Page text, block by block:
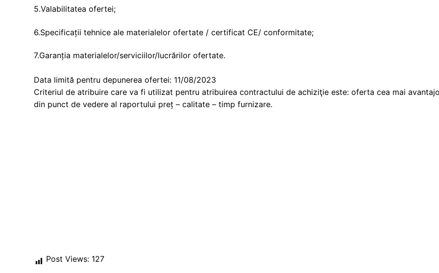
5.Valabilitatea ofertei;
6.Specificații tehnice ale materialelor ofertate / certificat CE/ conformitate;
7.Garanția materialelor/serviciilor/lucrărilor ofertate.
Data limită pentru depunerea ofertei: 11/08/2023
Criteriul de atribuire care va fi utilizat pentru atribuirea contractului de achiziţie este: oferta cea mai
din punct de vedere al raportului preț – calitate – timp furnizare.
Post Views: 127